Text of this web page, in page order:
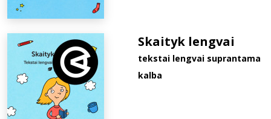
Skaityk lengvai
tekstai lengvai suprantama
kalba